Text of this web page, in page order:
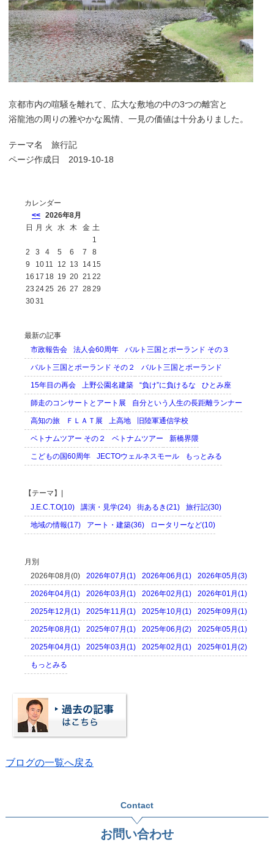
京都市内の喧騒を離れて、広大な敷地の中の3つの離宮と
浴龍池の周りの雅やかな風情、一見の価値は十分ありました。
テーマ名 旅行記
ページ作成日 2019-10-18
カレンダー
<<
2026年8月
日
月 火 水 木 金 土
1
2
3 4 5 6 7
8
9
10 11 12 13 14 15
16 17 18 19 20 21 22
23 2425 26 27 2829
3031
最新の記事
市政報告会
法人会60周年 バルト三国とポーランド その３
バルト三国とポーランド その２ バルト三国とポーランド
15年目の再会 上野公園名建築 “負け”に負けるな ひとみ座
師走のコンサートとアート展 自分という人生の長距離ランナー
高知の旅 ＦＬＡＴ展 上高地 旧陸軍通信学校
ベトナムツアー その２ ベトナムツアー 新橋界隈
こどもの国60周年 JECTOウェルネスモール もっとみる
【テーマ】|
J.E.C.T.O(10)
講演・見学(24) 街あるき(21) 旅行記(30)
地域の情報(17) アート・建築(36) ロータリーなど(10)
月別
2026年08月(0)
2026年07月(1) 2026年06月(1) 2026年05月(3)
2026年04月(1) 2026年03月(1) 2026年02月(1) 2026年01月(1)
2025年12月(1) 2025年11月(1) 2025年10月(1) 2025年09月(1)
2025年08月(1) 2025年07月(1) 2025年06月(2) 2025年05月(1)
2025年04月(1) 2025年03月(1) 2025年02月(1) 2025年01月(2)
もっとみる
ブログの一覧へ戻る
Contact
お問い合わせ